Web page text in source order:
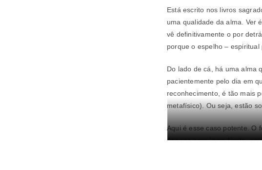
Está escrito nos livros
uma qualidade da alma. Ver
vê definitivamente o por
porque o espelho –
Do lado de cá, há uma alma
pacientemente pelo dia em
reconhecimento, é tão mais
metafísico). Ou seja, estão
Aqui é esse caso potente. O
Apenas esse ingrediente,